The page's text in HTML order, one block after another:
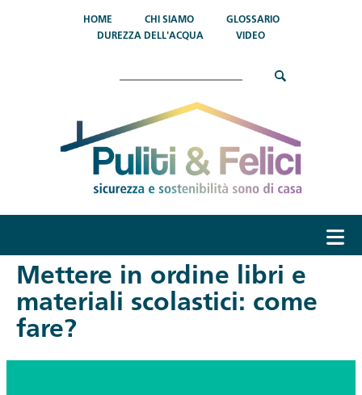
HOME CHI SIAMO
GLOSSARIO
DUREZZA DELL'ACQUA
VIDEO
menu
Mettere in ordine libri e
materiali scolastici: come
fare?